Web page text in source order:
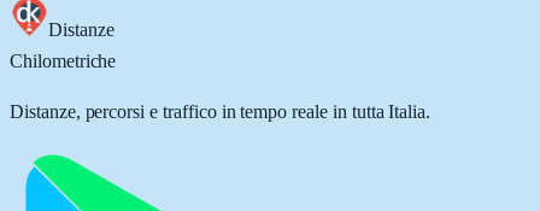
Distanze
Chilometriche
Distanze, percorsi e traffico in tempo reale in tutta Italia.